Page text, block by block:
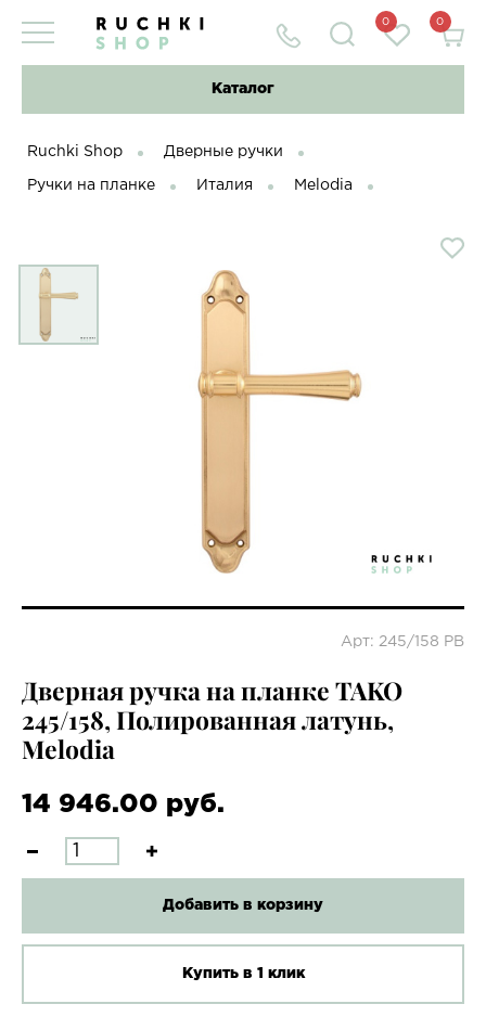
0 0
Каталог
Ruchki Shop Дверные ручки
Ручки на планке Италия Melodia
Арт: 245/158 PB
Дверная ручка на планке TAKO
245/158, Полированная латунь,
Melodia
14 946.00 руб.
Добавить в корзину
Купить в 1 клик